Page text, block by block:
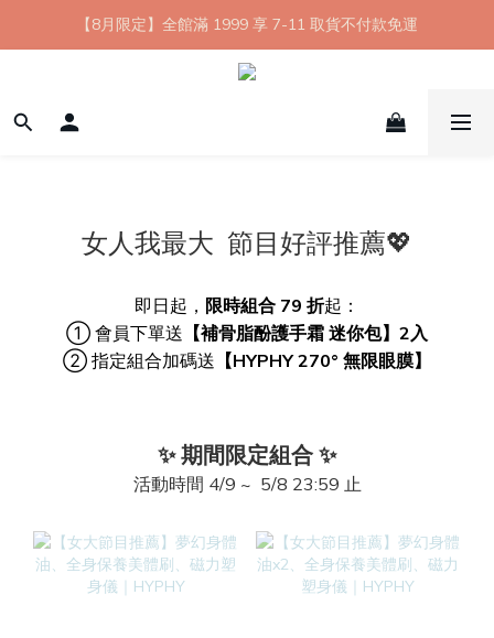
【8月限定】全館滿 1999 享 7-11 取貨不付款免運
【8月限定】全館滿 1999 享 7-11 取貨不付款免運
七夕情人節💘任選 A+B 限時優惠 $1314 元
新會員首購 7-11 店到店免運 點我成為HYPHY Girl
女人我最大 節目好評推薦💖
即日起， 限時組合 79 折起：
① 會員下單送 【補骨脂酚護手霜 迷你包】2入
② 指定組合加碼送 【HYPHY 270° 無限眼膜】
✨ 期間限定組合 ✨
活動時間 4/9 ~ 5/8 23:59 止